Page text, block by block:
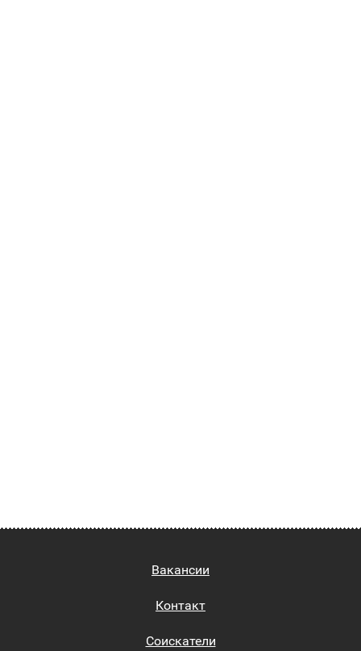
Вакансии
Контакт
Соискатели